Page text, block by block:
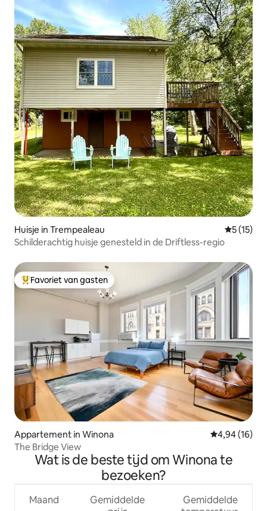
Huisje in Trempealeau
5 (15)
Schilderachtig huisje genesteld in de Driftless-regio
Topfavoriet van gasten
Favoriet van gasten
Appartement in Winona Gemiddelde
4,94 (16)
The Bridge View
Wat is de beste tijd om Winona te
bezoeken?
Maand
Gemiddelde
Gemiddelde